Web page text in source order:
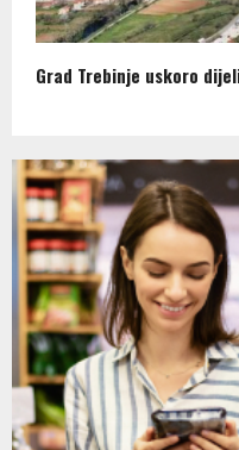
Grad Trebinje uskoro